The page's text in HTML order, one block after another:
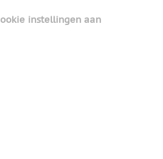
instellingen aan